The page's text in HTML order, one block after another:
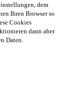
dem
Ihren Browser so
Cookies
dann aber
Daten.